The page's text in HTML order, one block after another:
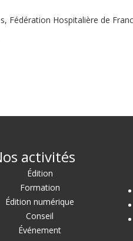
Fédération Hospitalière de
activités
Édition
Formation
Édition numérique
Conseil
Événement